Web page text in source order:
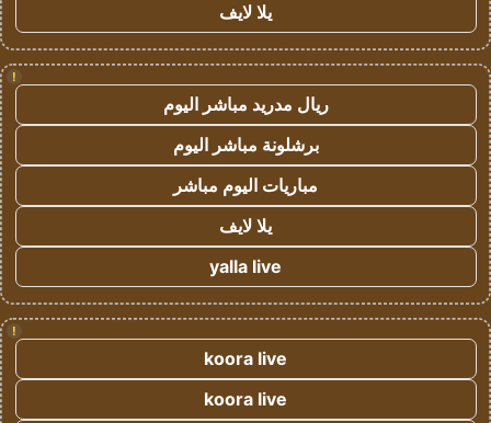
يلا لايف
!
ريال مدريد مباشر اليوم
برشلونة مباشر اليوم
مباريات اليوم مباشر
يلا لايف
yalla live
!
koora live
koora live